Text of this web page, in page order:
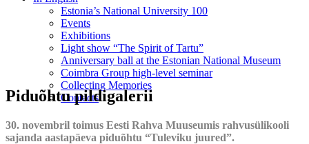
Estonia’s National University 100
Events
Exhibitions
Light show “The Spirit of Tartu”
Anniversary ball at the Estonian National Museum
Coimbra Group high-level seminar
Collecting Memories
Contacts
Piduõhtu pildigalerii
30. novembril toimus Eesti Rahva Muuseumis rahvusülikooli
sajanda aastapäeva piduõhtu “Tuleviku juured”.